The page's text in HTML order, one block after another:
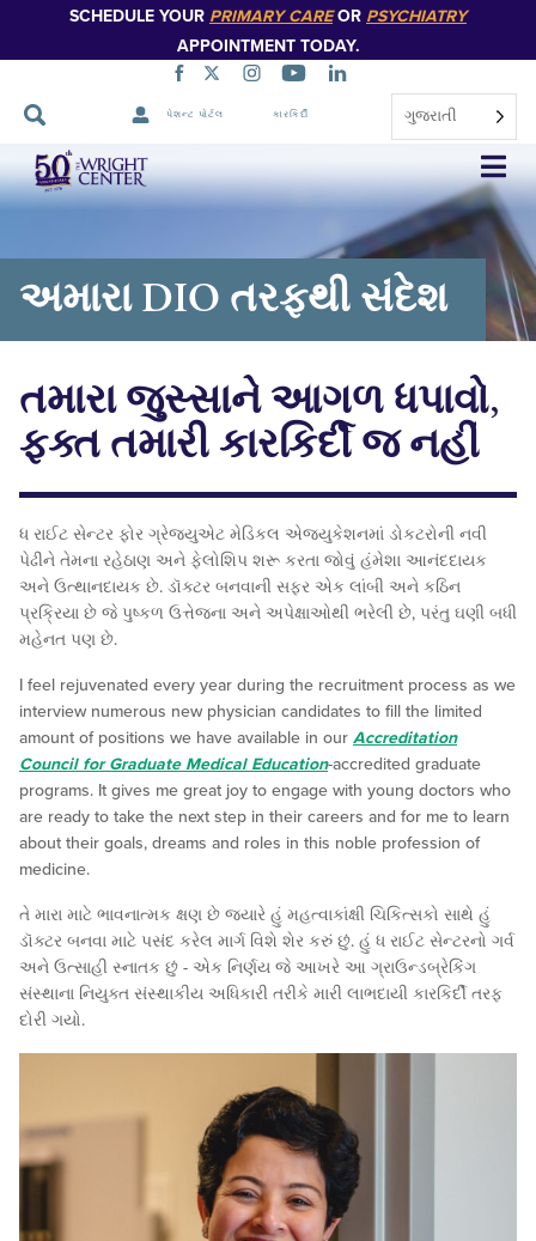
SCHEDULE YOUR PRIMARY CAREOR PSYCHIATRY
APPOINTMENT TODAY.
પેશન્ટ પોર્ટલ કારકિર્દી ગુજરાતી
નેવિગેશન
છોડો
અમારા DIO તરફથી સંદેશ
તમારા જુસ્સાને આગળ ધપાવો,
ફક્ત તમારી કારકિર્દી જ નહીં
ધ રાઈટ સેન્ટર ફોર ગ્રેજ્યુએટ મેડિકલ એજ્યુકેશનમાં ડોકટરોની નવી
પેઢીને તેમના રહેઠાણ અને ફેલોશિપ શરૂ કરતા જોવું હંમેશા આનંદદાયક
અને ઉત્થાનદાયક છે. ડૉક્ટર બનવાની સફર એક લાંબી અને કઠિન
પ્રક્રિયા છે જે પુષ્કળ ઉત્તેજના અને અપેક્ષાઓથી ભરેલી છે, પરંતુ ઘણી બધી
મહેનત પણ છે.
I feel rejuvenated every year during the recruitment process as we
interview numerous new physician candidates to fill the limited
amount of positions we have available in our Accreditation
Council for Graduate Medical Education-accredited graduate
programs. It gives me great joy to engage with young doctors who
are ready to take the next step in their careers and for me to learn
about their goals, dreams and roles in this noble profession of
medicine.
તે મારા માટે ભાવનાત્મક ક્ષણ છે જ્યારે હું મહત્વાકાંક્ષી ચિકિત્સકો સાથે હું
ડૉક્ટર બનવા માટે પસંદ કરેલ માર્ગ વિશે શેર કરું છું. હું ધ રાઈટ સેન્ટરનો ગર્વ
અને ઉત્સાહી સ્નાતક છું - એક નિર્ણય જે આખરે આ ગ્રાઉન્ડબ્રેકિંગ
સંસ્થાના નિયુક્ત સંસ્થાકીય અધિકારી તરીકે મારી લાભદાયી કારકિર્દી તરફ
દોરી ગયો.